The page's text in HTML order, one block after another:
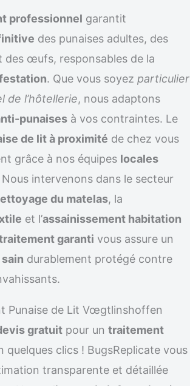
professionnel garantit
des punaises adultes, des
des œufs, responsables de la
. Que vous soyez particulier
de l’hôtellerie, nous adaptons
punaises à vos contraintes. Le
de lit à proximité de chez vous
grâce à nos équipes locales
intervenons dans le secteur
du matelas, la
et l’assainissement habitation
garanti vous assure un
durablement protégé contre
Punaise de Lit Vœgtlinshoffen
gratuit pour un traitement
quelques clics ! BugsReplicate vous
transparente et détaillée